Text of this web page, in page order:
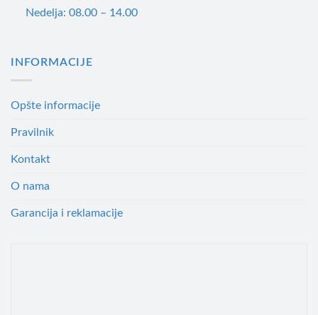
Nedelja: 08.00 – 14.00
INFORMACIJE
Opšte informacije
Pravilnik
Kontakt
O nama
Garancija i reklamacije